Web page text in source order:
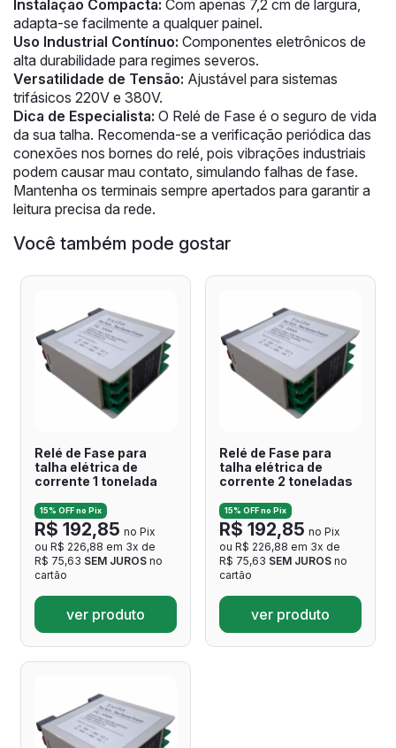
Instalação Compacta: Com apenas 7,2 cm de largura,
adapta-se facilmente a qualquer painel.
Uso Industrial Contínuo: Componentes eletrônicos de
alta durabilidade para regimes severos.
Versatilidade de Tensão: Ajustável para sistemas
trifásicos 220V e 380V.
Dica de Especialista: O Relé de Fase é o seguro de vida
da sua talha. Recomenda-se a verificação periódica das
conexões nos bornes do relé, pois vibrações industriais
podem causar mau contato, simulando falhas de fase.
Mantenha os terminais sempre apertados para garantir a
leitura precisa da rede.
Você também pode gostar
Relé de Fase para
talha elétrica de
corrente 1 tonelada
15% OFF no Pix
R$ 192,85 no Pix
ou R$ 226,88 em 3x de
R$ 75,63 SEM JUROS no
cartão
ver produto
Relé de Fase para
talha elétrica de
corrente 2 toneladas
15% OFF no Pix
R$ 192,85 no Pix
ou R$ 226,88 em 3x de
R$ 75,63 SEM JUROS no
cartão
ver produto